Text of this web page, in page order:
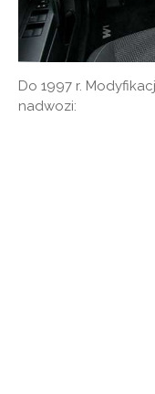
Do 1997 r.
nadwozi: